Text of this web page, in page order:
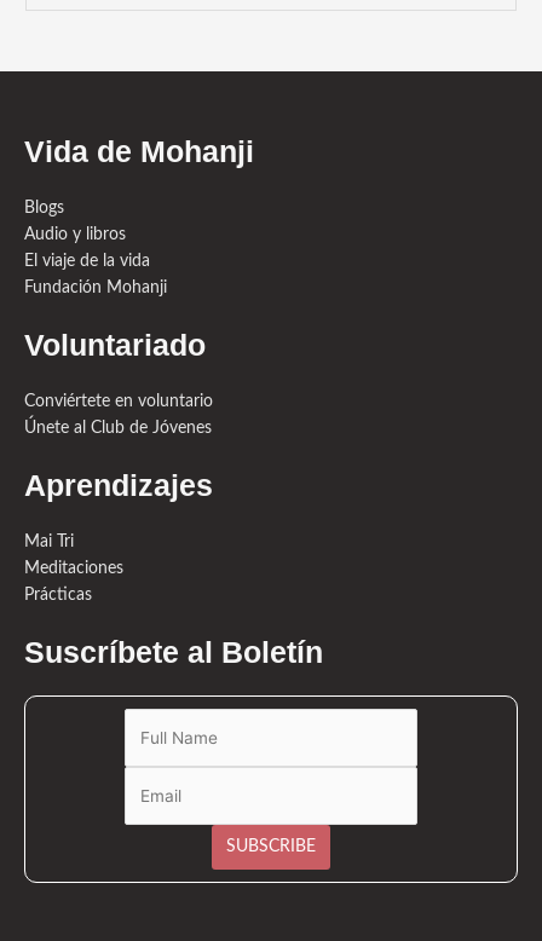
Vida de Mohanji
Blogs
Audio y libros
El viaje de la vida
Fundación Mohanji
Voluntariado
Conviértete en voluntario
Únete al Club de Jóvenes
Aprendizajes
Mai Tri
Meditaciones
Prácticas
Suscríbete al Boletín